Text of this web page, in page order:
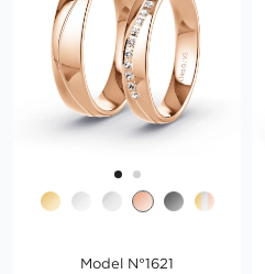
Model N°1621